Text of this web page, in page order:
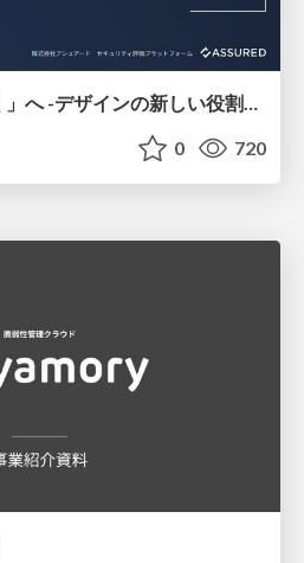
「伝える」から「導く」へ -デザインの新しい役割の探索- （Spectrum Tokyo Meetup #18 登壇資料）
0 720